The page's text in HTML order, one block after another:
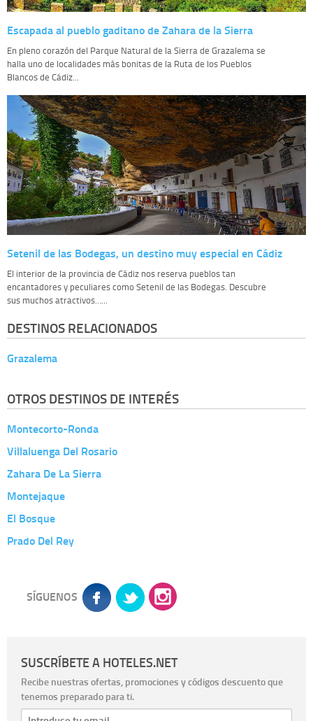
Escapada al pueblo gaditano de Zahara de la Sierra
En pleno corazón del Parque Natural de la Sierra de Grazalema se
halla uno de localidades más bonitas de la Ruta de los Pueblos
Blancos de Cádiz...
Setenil de las Bodegas, un destino muy especial en Cádiz
El interior de la provincia de Cádiz nos reserva pueblos tan
encantadores y peculiares como Setenil de las Bodegas. Descubre
sus muchos atractivos…...
DESTINOS RELACIONADOS
Grazalema
OTROS DESTINOS DE INTERÉS
Montecorto-Ronda
Villaluenga Del Rosario
Zahara De La Sierra
Montejaque
El Bosque
Prado Del Rey
SÍGUENOS
SUSCRÍBETE A HOTELES.NET
Recibe nuestras ofertas, promociones y códigos descuento que
tenemos preparado para ti.